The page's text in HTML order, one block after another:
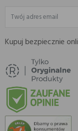
Kupuj bezpiecznie